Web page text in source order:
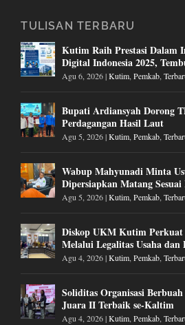
TULISAN TERBARU
Kutim Raih Prestasi Dalam
Digital Indonesia 2025,
Agu 6, 2026|Kutim,Pemkab,
Bupati Ardiansyah Dorong
Perdagangan Hasil Laut
Agu 5, 2026|Kutim,Pemkab,
Wabup Mahyunadi Minta
Dipersiapkan Matang Sesuai
Agu 5, 2026|Kutim,Pemkab,
Diskop UKM Kutim
Melalui Legalitas Usaha
Agu 4, 2026|Kutim,Pemkab,
Soliditas Organisasi
Juara II Terbaik se-Kaltim
Agu 4, 2026|Kutim,Pemkab,